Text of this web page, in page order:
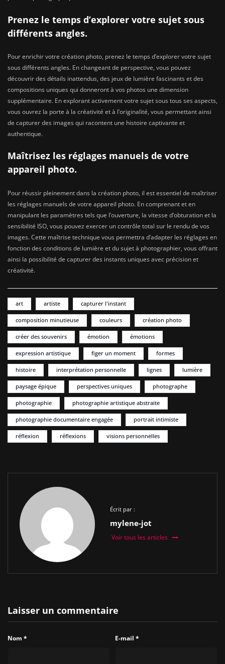
Prenez le temps d’explorer votre sujet sous
différents angles.
Pour enrichir votre création photo, prenez le temps d’explorer votre sujet
sous différents angles. En changeant de perspective, vous pouvez
découvrir des détails inattendus, des jeux de lumière fascinants et des
compositions uniques qui donneront à vos photos une dimension
supplémentaire. En explorant activement votre sujet sous tous ses aspects,
vous ouvrez la porte à la créativité et à l’originalité, vous permettant ainsi
de capturer des images qui racontent une histoire captivante et
authentique.
Maîtrisez les réglages manuels de votre
appareil photo.
Pour réussir pleinement dans la création photo, il est essentiel de maîtriser
les réglages manuels de votre appareil photo. En comprenant et en
manipulant les paramètres tels que l’ouverture, la vitesse d’obturation et la
sensibilité ISO, vous pouvez exercer un contrôle total sur le rendu de vos
images. Cette maîtrise technique vous permettra d’adapter les réglages en
fonction des conditions de lumière et du sujet à photographier, vous offrant
ainsi la possibilité de capturer des instants uniques avec précision et
créativité.
art artiste capturer l'instant
composition minutieuse couleurs création photo
créer des souvenirs émotion émotions
expression artistique figer un moment formes
histoire interprétation personnelle lignes lumière
paysage épique perspectives uniques photographe
photographie photographie artistique abstraite
photographie documentaire engagée portrait intimiste
réflexion réflexions visions personnelles
Écrit par :
mylene-jot
Voir tous les articles
Laisser un commentaire
Nom * E-mail *